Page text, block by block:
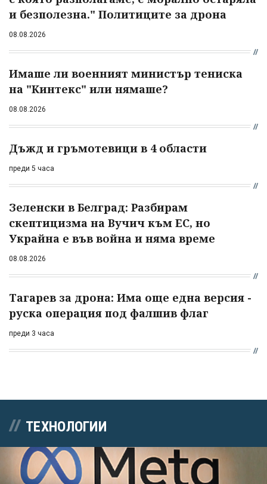
и безполезна." Политиците за дрона
08.08.2026
Имаше ли военният министър тениска
на "Кинтекс" или нямаше?
08.08.2026
Дъжд и гръмотевици в 4 области
преди 5 часа
Зеленски в Белград: Разбирам
скептицизма на Вучич към ЕС, но
Украйна е във война и няма време
08.08.2026
Тагарев за дрона: Има още една версия -
руска операция под фалшив флаг
преди 3 часа
ТЕХНОЛОГИИ